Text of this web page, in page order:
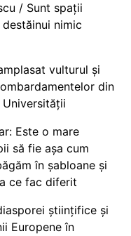
/ Sunt spații
nimic
vulturul și
din
Este o mare
să fie așa cum
în șabloane și
ce fac diferit
științifice și
Europene în